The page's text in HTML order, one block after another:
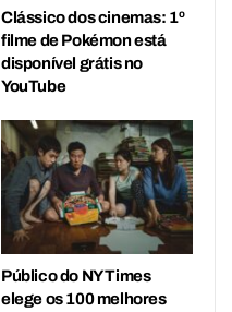
Clássico dos cinemas: 1º
filme de Pokémon está
disponível grátis no
YouTube
Público do NY Times
elege os 100 melhores